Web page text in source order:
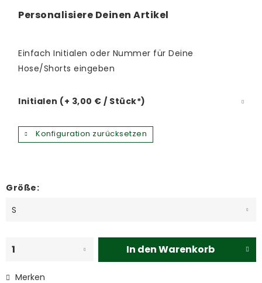
Personalisiere Deinen Artikel
Einfach Initialen oder Nummer für Deine
Hose/Shorts eingeben
Initialen (+ 3,00 € / Stück*)
Konfiguration zurücksetzen
Größe:
In denWarenkorb
Merken